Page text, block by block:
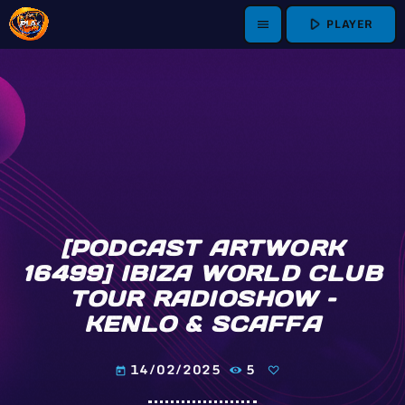
menu play_arrow PLAYER
[PODCAST ARTWORK
16499] IBIZA WORLD CLUB
TOUR RADIOSHOW –
KENLO & SCAFFA
today 14/02/2025 5